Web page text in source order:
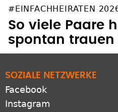
#EINFACHHEIRATEN
So viele Paare
spontan trauen
SOZIALE NETZWERKE
Facebook
Instagram